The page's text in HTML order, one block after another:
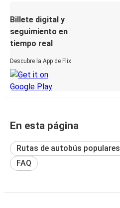
Billete digital y
seguimiento en
tiempo real
Descubre la App de Flix
En esta página
Rutas de autobús populares
FAQ